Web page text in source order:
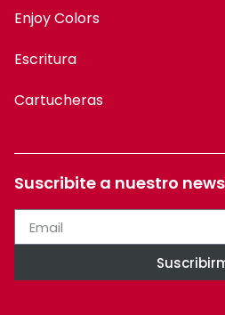
Enjoy Colors
Escritura
Cartucheras
Suscribite a nuestro